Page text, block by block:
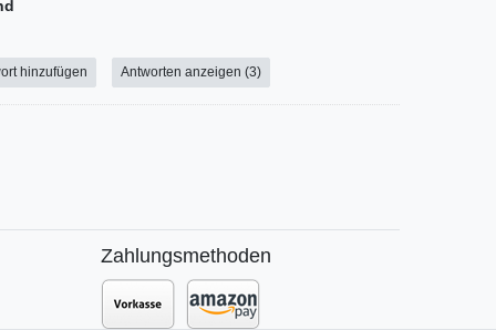
hinzufügen Antworten anzeigen (3)
Zahlungsmethoden